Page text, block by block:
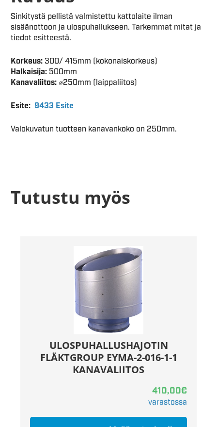
Sinkitystä pellistä valmistettu kattolaite ilman
sisäänottoon ja ulospuhallukseen. Tarkemmat mitat ja
tiedot esitteestä.
Korkeus: 300/ 415mm (kokonaiskorkeus)
Halkaisija: 500mm
Kanavaliitos: ⌀250mm (laippaliitos)
Esite: 9433 Esite
Valokuvatun tuotteen kanavankoko on 250mm.
Tutustu myös
ULOSPUHALLUSHAJOTIN
FLÄKTGROUP EYMA-2-016-1-1
KANAVALIITOS
410,00€
varastossa